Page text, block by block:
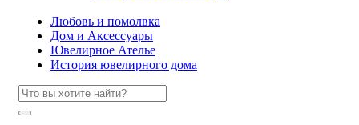
Любовь и помолвка
Дом и Аксессуары
Ювелирное Ателье
История ювелирного дома